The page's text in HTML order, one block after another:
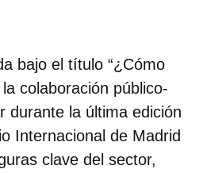
bajo el título “¿Cómo
colaboración público-
durante la última edición
Internacional de Madrid
clave del sector,